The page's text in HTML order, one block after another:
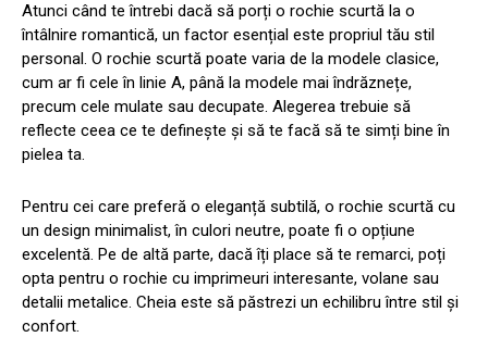
Atunci când te întrebi dacă să porți o rochie scurtă la o
întâlnire romantică, un factor esențial este propriul tău stil
personal. O rochie scurtă poate varia de la modele clasice,
cum ar fi cele în linie A, până la modele mai îndrăznețe,
precum cele mulate sau decupate. Alegerea trebuie să
reflecte ceea ce te definește și să te facă să te simți bine în
pielea ta.
Pentru cei care preferă o eleganță subtilă, o rochie scurtă cu
un design minimalist, în culori neutre, poate fi o opțiune
excelentă. Pe de altă parte, dacă îți place să te remarci, poți
opta pentru o rochie cu imprimeuri interesante, volane sau
detalii metalice. Cheia este să păstrezi un echilibru între stil și
confort.